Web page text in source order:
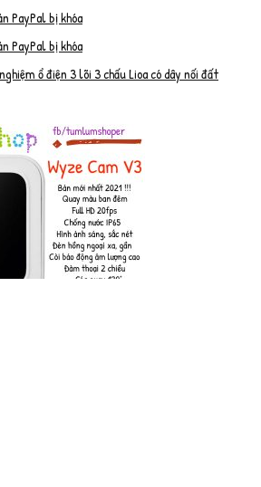
PayPal bị khóa
PayPal bị khóa
ổ điện 3 lõi 3 chấu Lioa có dây nối đất